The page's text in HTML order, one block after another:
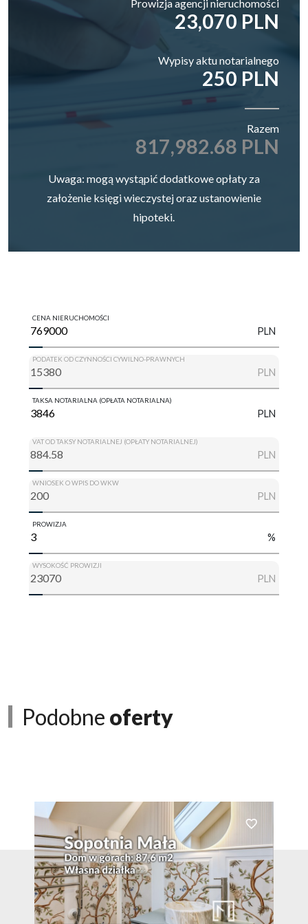
Prowizja agencji nieruchomości
23,070 PLN
Wypisy aktu notarialnego
250 PLN
Razem
817,982.68 PLN
Uwaga: mogą wystąpić dodatkowe opłaty za
założenie księgi wieczystej oraz ustanowienie
hipoteki.
CENA NIERUCHOMOŚCI
PLN
PODATEK OD CZYNNOŚCI CYWILNO-PRAWNYCH
PLN
TAKSA NOTARIALNA (OPŁATA NOTARIALNA)
PLN
VAT OD TAKSY NOTARIALNEJ (OPŁATY NOTARIALNEJ)
PLN
WNIOSEK O WPIS DO WKW
PLN
PROWIZJA
%
WYSOKOŚĆ PROWIZJI
PLN
Podobne oferty
Dodaj do ulubionych Dodaj do